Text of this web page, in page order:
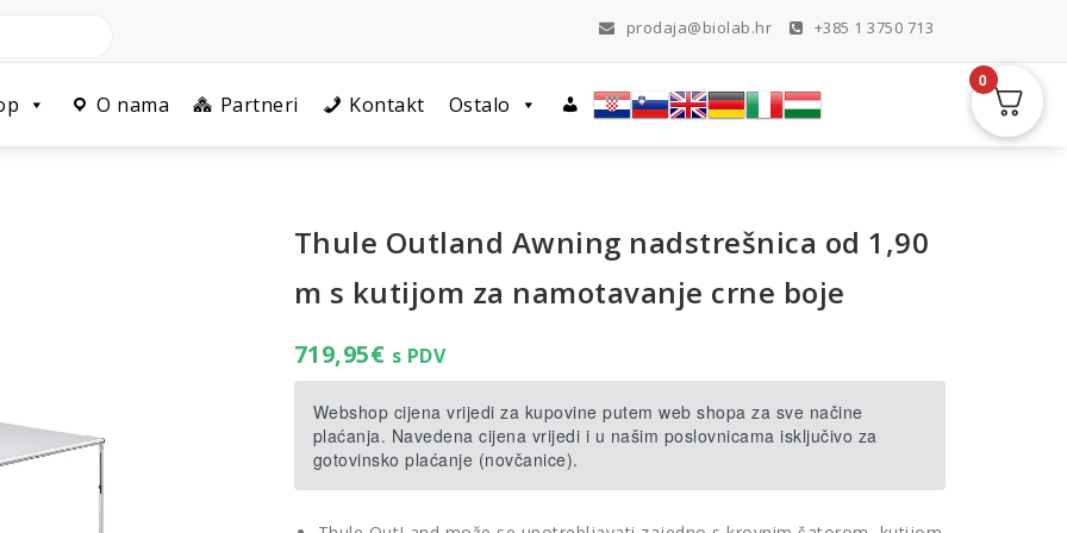
prodaja@biolab.hr +385 1 3750 713
O nama Partneri Kontakt Ostalo
Thule Outland Awning nadstrešnica od 1,90
m s kutijom za namotavanje crne boje
719,95€ s PDV
Webshop cijena vrijedi za kupovine putem web shopa za sve načine
plaćanja. Navedena cijena vrijedi i u našim poslovnicama isključivo za
gotovinsko plaćanje (novčanice).
0